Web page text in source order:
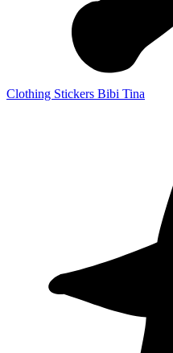
Clothing Stickers Bibi Tina